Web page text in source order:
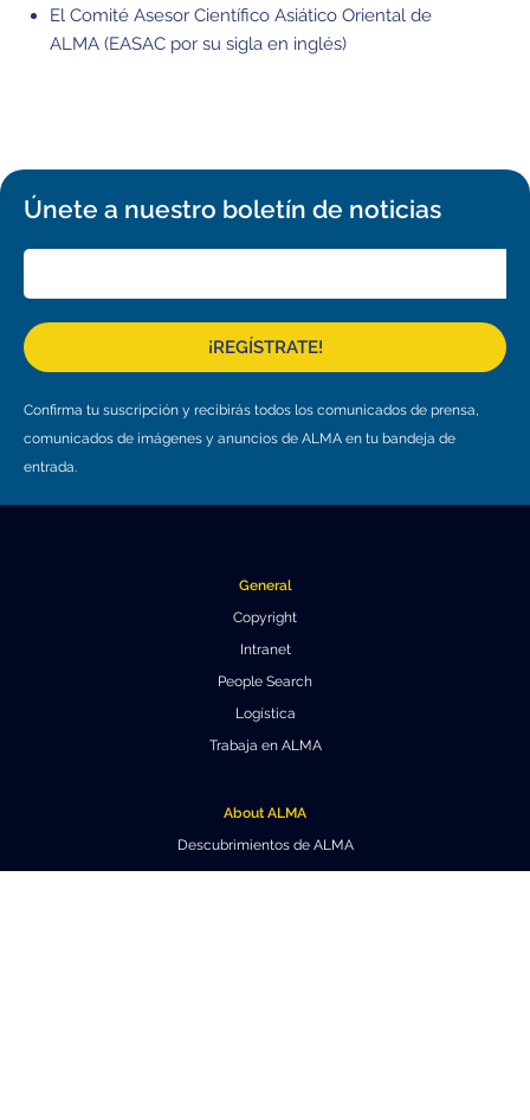
El Comité Asesor Científico Asiático Oriental de
ALMA (EASAC por su sigla en inglés)
Únete a nuestro boletín de noticias
¡REGÍSTRATE!
Confirma tu suscripción y recibirás todos los comunicados de prensa,
comunicados de imágenes y anuncios de ALMA en tu bandeja de
entrada.
General
Copyright
Intranet
People Search
Logística
Trabaja en ALMA
About ALMA
Descubrimientos de ALMA
Cómo funciona ALMA